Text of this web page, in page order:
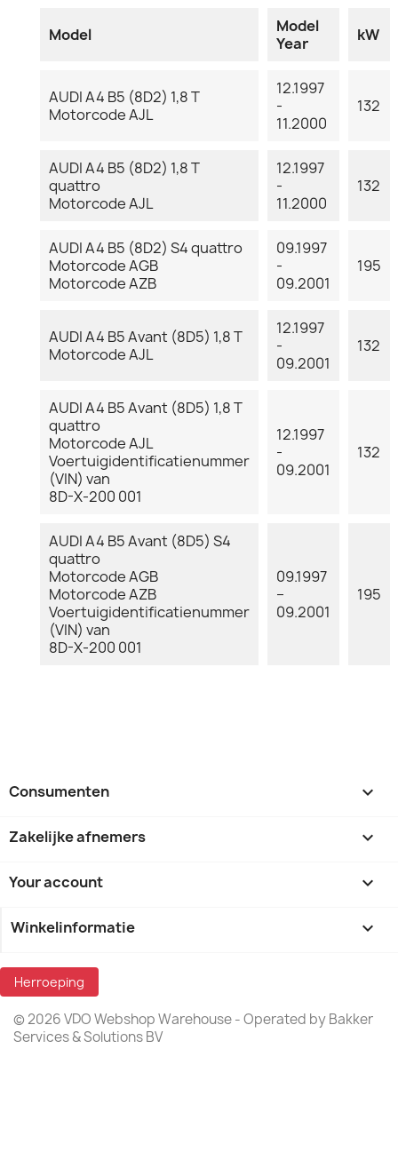
Model
Model
Year
kW
AUDI A4 B5 (8D2) 1,8 T
Motorcode AJL
12.1997
-
11.2000
132
AUDI A4 B5 (8D2) 1,8 T
quattro
Motorcode AJL
12.1997
-
11.2000
132
AUDI A4 B5 (8D2) S4 quattro
Motorcode AGB
Motorcode AZB
09.1997
-
09.2001
195
AUDI A4 B5 Avant (8D5) 1,8 T
Motorcode AJL
12.1997
-
09.2001
132
AUDI A4 B5 Avant (8D5) 1,8 T
quattro
Motorcode AJL
Voertuigidentificatienummer
(VIN) van
8D-X-200 001
12.1997
-
09.2001
132
AUDI A4 B5 Avant (8D5) S4
quattro
Motorcode AGB
Motorcode AZB
Voertuigidentificatienummer
(VIN) van
8D-X-200 001
09.1997
–
09.2001
195
Consumenten 
Zakelijke afnemers 
Your account 
Winkelinformatie keyboard_arrow_down
Herroeping
© 2026 VDO Webshop Warehouse - Operated by Bakker
Services & Solutions BV